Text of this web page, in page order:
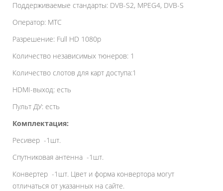
Поддерживаемые стандарты: DVB-S2, MPEG4, DVB-S
Оператор: МТС
Разрешение: Full HD 1080p
Количество независимых тюнеров: 1
Количество слотов для карт доступа:1
HDMI-выход: есть
Пульт ДУ: есть
Комплектация:
Ресивер -1шт.
Спутниковая антенна -1шт.
Конвертер -1шт. Цвет и форма конвертора могут
отличаться от указанных на сайте.